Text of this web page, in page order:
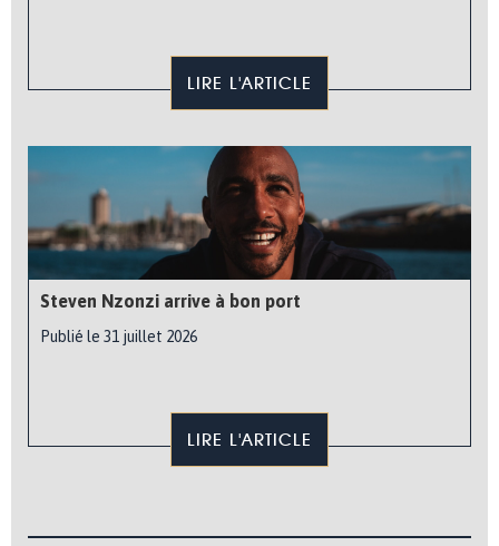
LIRE L'ARTICLE
Steven Nzonzi arrive à bon port
Publié le 31 juillet 2026
LIRE L'ARTICLE